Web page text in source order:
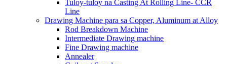
Tuloy-tuloy na Casting At Rolling Line- CCR
Line
Drawing Machine para sa Copper, Aluminum at Alloy
Rod Breakdown Machine
Intermediate Drawing machine
Fine Drawing machine
Annealer